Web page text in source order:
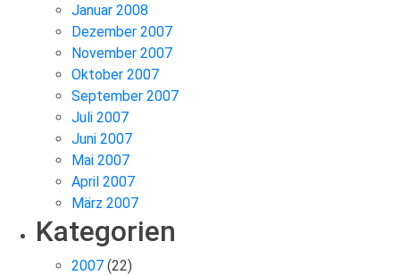
Januar 2008
Dezember 2007
November 2007
Oktober 2007
September 2007
Juli 2007
Juni 2007
Mai 2007
April 2007
März 2007
Kategorien
2007 (22)